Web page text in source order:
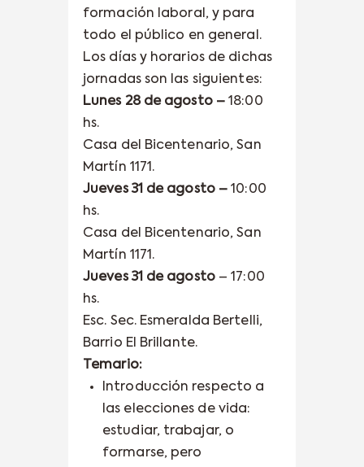
formación laboral, y para
todo el público en general.
Los días y horarios de dichas
jornadas son las siguientes:
Lunes 28 de agosto –18:00
hs.
Casa del Bicentenario, San
Martín 1171.
Jueves 31 de agosto –10:00
hs.
Casa del Bicentenario, San
Martín 1171.
Jueves 31 de agosto– 17:00
hs.
Esc. Sec. Esmeralda Bertelli,
Barrio El Brillante.
Temario:
Introducción respecto a
las elecciones de vida:
estudiar, trabajar, o
formarse, pero